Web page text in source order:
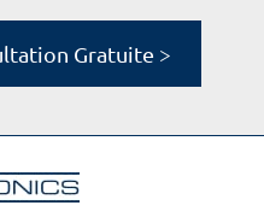
Gratuite >